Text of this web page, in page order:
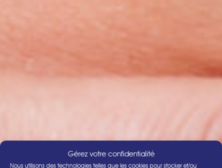
Gérez votre confidentialité
Nous utilisons des technologies telles que les cookies pour stocker et/ou